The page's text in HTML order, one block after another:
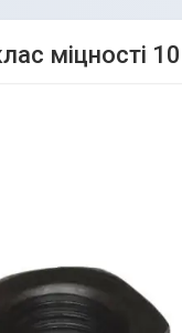
міцності